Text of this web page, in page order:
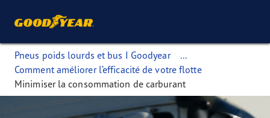
Pneus poids lourds et bus I Goodyear
...
Comment améliorer l’efficacité de votre flotte
Minimiser la consommation de carburant